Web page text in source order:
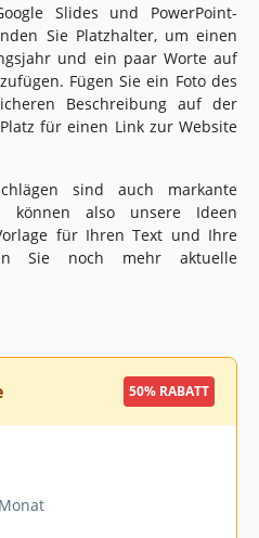
Slides und PowerPoint-
Sie Platzhalter, um einen
und ein paar Worte auf
Fügen Sie ein Foto des
Beschreibung auf der
für einen Link zur Website
sind auch markante
können also unsere Ideen
für Ihren Text und Ihre
Sie noch mehr aktuelle
50% RABATT